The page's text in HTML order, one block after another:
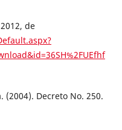
de
(2004). Decreto No. 250.